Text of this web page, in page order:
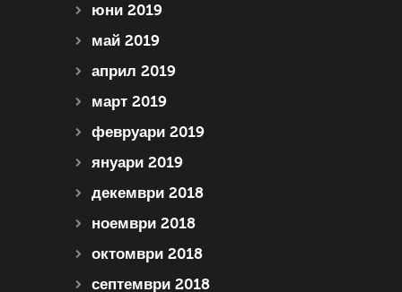
юни 2019
май 2019
април 2019
март 2019
февруари 2019
януари 2019
декември 2018
ноември 2018
октомври 2018
септември 2018